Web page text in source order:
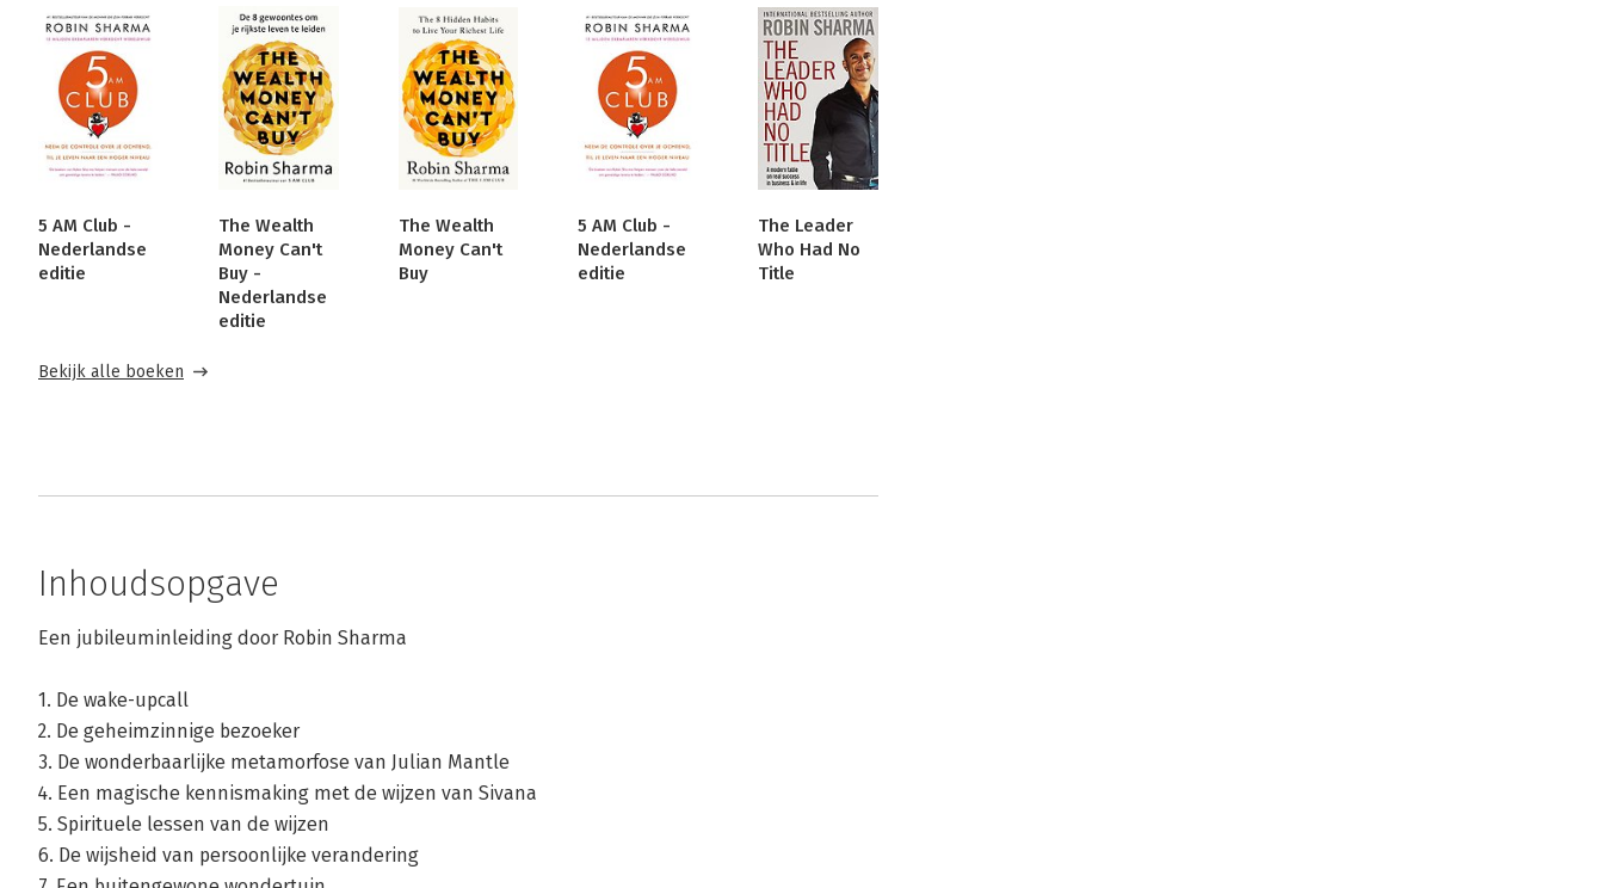
5 AM Club -
Nederlandse
editie
The Wealth
Money Can't
Buy -
Nederlandse
editie
The Wealth
Money Can't
Buy
5 AM Club -
Nederlandse
editie
The Leader
Who Had No
Title
Bekijk alle boeken
Inhoudsopgave
Een jubileuminleiding door Robin Sharma
1. De wake-upcall
2. De geheimzinnige bezoeker
3. De wonderbaarlijke metamorfose van Julian Mantle
4. Een magische kennismaking met de wijzen van Sivana
5. Spirituele lessen van de wijzen
6. De wijsheid van persoonlijke verandering